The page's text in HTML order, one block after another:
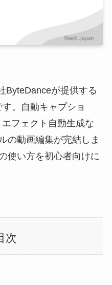
ByteDanceが提供する
す。自動キャプショ
フェクト自動生成な
の動画編集が完結しま
使い方を初心者向けに
次